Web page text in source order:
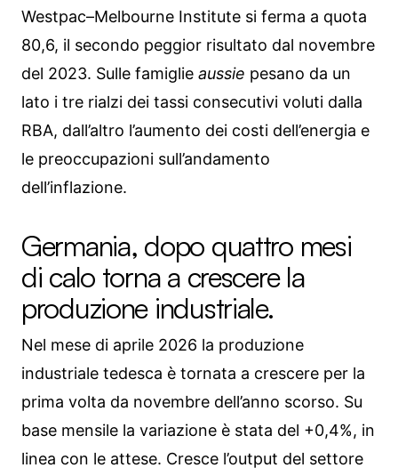
Westpac–Melbourne Institute si ferma a quota
80,6, il secondo peggior risultato dal novembre
del 2023. Sulle famiglie aussie pesano da un
lato i tre rialzi dei tassi consecutivi voluti dalla
RBA, dall’altro l’aumento dei costi dell’energia e
le preoccupazioni sull’andamento
dell’inflazione.
Germania, dopo quattro mesi
di calo torna a crescere la
produzione industriale.
Nel mese di aprile 2026 la produzione
industriale tedesca è tornata a crescere per la
prima volta da novembre dell’anno scorso. Su
base mensile la variazione è stata del +0,4%, in
linea con le attese. Cresce l’output del settore